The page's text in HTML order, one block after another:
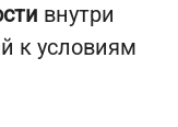
внутри
к условиям